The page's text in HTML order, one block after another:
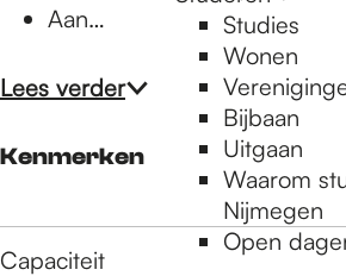
Studies
Wonen
Bijbaan
Uitgaan
Waarom
Nijmegen
Open
Aan…
Lees verder
Kenmerken
Capaciteit